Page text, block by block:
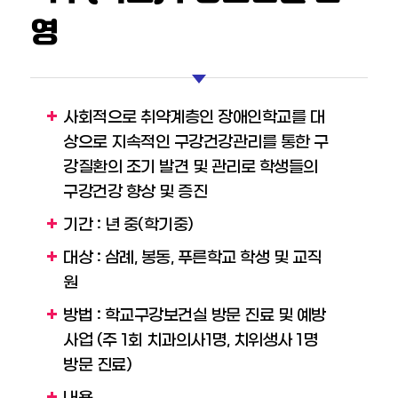
영
사회적으로 취약계층인 장애인학교를 대
상으로 지속적인 구강건강관리를 통한 구
강질환의 조기 발견 및 관리로 학생들의
구강건강 향상 및 증진
기간 : 년 중(학기중)
대상 : 삼례, 봉동, 푸른학교 학생 및 교직
원
방법 : 학교구강보건실 방문 진료 및 예방
사업 (주 1회 치과의사1명, 치위생사 1명
방문 진료)